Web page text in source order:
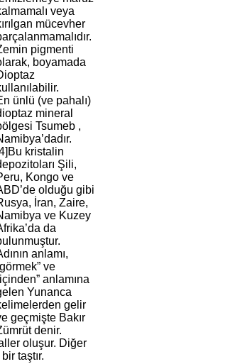
veya
mücevher
pigmenti
boyamada
ünlü (ve pahalı)
mineral
Tsumeb ,
kristalin
Şili,
Kongo ve
olduğu gibi
İran, Zaire,
ve Kuzey
da
anlamı,
ve
anlamına
Yunanca
gelir
geçmişte Bakır
denir.
oluşur. Diğer
taştır.